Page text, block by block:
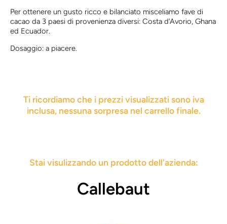
Per ottenere un gusto ricco e bilanciato misceliamo fave di
cacao da 3 paesi di provenienza diversi: Costa d’Avorio, Ghana
ed Ecuador.
Dosaggio: a piacere.
Ti ricordiamo che i prezzi visualizzati sono iva
inclusa, nessuna sorpresa nel carrello finale.
Stai visulizzando un prodotto dell'azienda:
Callebaut